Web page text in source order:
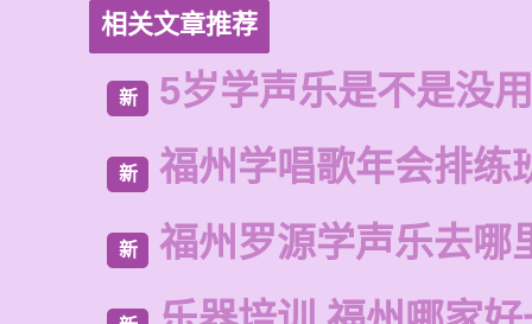
相关文章推荐
新 5岁学声乐是不是没用
新 福州学唱歌年会排练
新 福州罗源学声乐去哪